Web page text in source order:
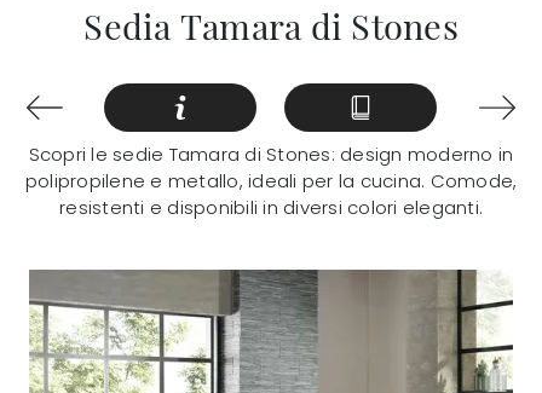
Sedia Tamara di Stones
Scopri le sedie Tamara di Stones: design moderno in
polipropilene e metallo, ideali per la cucina. Comode,
resistenti e disponibili in diversi colori eleganti.